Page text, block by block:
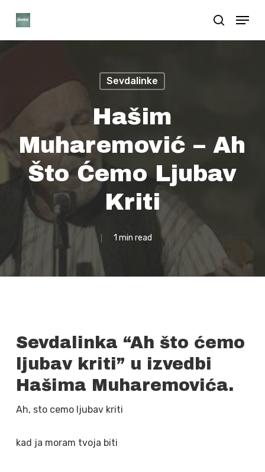
search
Menu
Sevdalinke
Hašim
Muharemović – Ah
Što Ćemo Ljubav
Kriti
1 min read
Sevdalinka “Ah što ćemo
ljubav kriti” u izvedbi
Hašima Muharemovića.
Ah, sto cemo ljubav kriti
kad ja moram tvoja biti
Close